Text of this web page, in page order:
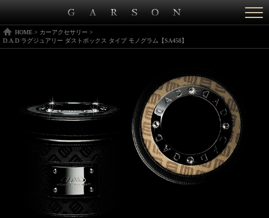
HOME > カーアクセサリー >
D.A.D ラグジュアリー ダストボックス タイプ モノグラム【SA458】